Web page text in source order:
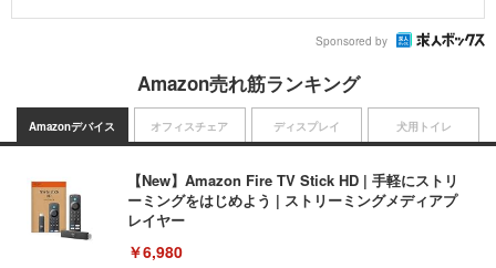
Sponsored by
Amazon売れ筋ランキング
Amazonデバイス
【New】Amazon Fire TV Stick HD | 手軽にストリ
ーミングをはじめよう | ストリーミングメディアプ
レイヤー
￥6,980
オフィスチェア ディスプレイ 犬用トイレ